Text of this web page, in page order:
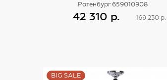
Ротенбург 659010908
42 310 р.
169 230 р.
BIG SALE